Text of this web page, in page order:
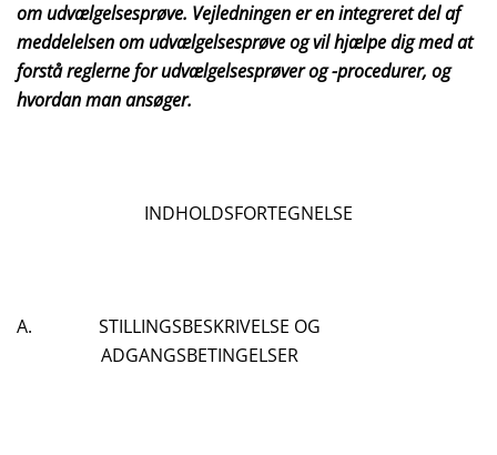
om udvælgelsesprøve. Vejledningen er en integreret del af
meddelelsen om udvælgelsesprøve og vil hjælpe dig med at
forstå reglerne for udvælgelsesprøver og -procedurer, og
hvordan man ansøger.
INDHOLDSFORTEGNELSE
A. STILLINGSBESKRIVELSE OG
ADGANGSBETINGELSER